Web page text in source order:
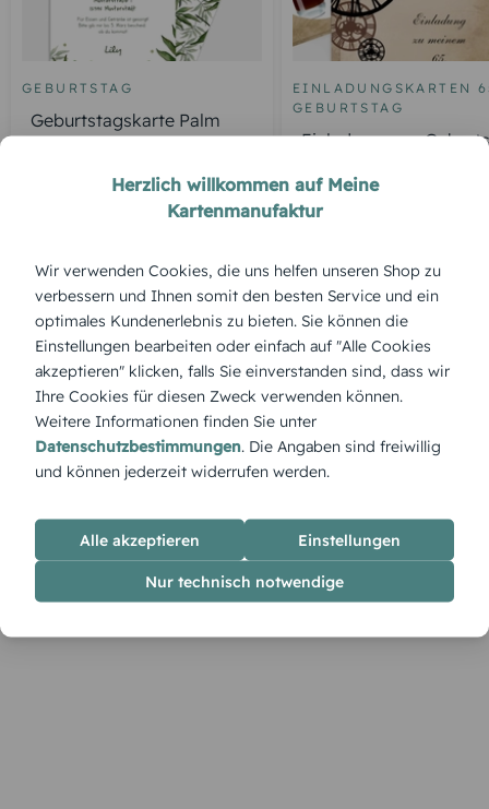
GEBURTSTAG
Geburtstagskarte Palm
EINLADUNGSKARTEN
GEBURTSTAG
Einladung zum
ÜBERBLICK:
Produktbeschreibung
Die Einladung zum 65. Geburtstag mit Blumenkranz bringt
sanfte Farben, runde Formen und klassische Eleganz
zusammen. Ideal für Feiern mit generationsübergreifender
Wärme.
Herzlich willkommen auf Meine
Kartenmanufaktur
Wir verwenden Cookies, die uns helfen unseren Shop zu
verbessern und Ihnen somit den besten Service und ein
optimales Kundenerlebnis zu bieten. Sie können die
Einstellungen bearbeiten oder einfach auf "Alle Cookies
akzeptieren" klicken, falls Sie einverstanden sind, dass wir
Ihre Cookies für diesen Zweck verwenden können.
Weitere Informationen finden Sie unter
Datenschutzbestimmungen. Die Angaben sind freiwillig
und können jederzeit widerrufen werden.
Alle akzeptieren Einstellungen
Nur technisch notwendige